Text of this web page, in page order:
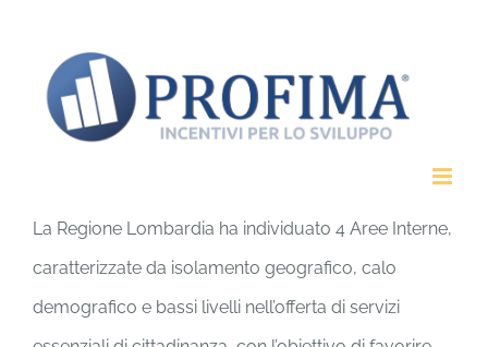
contenuto
La Regione Lombardia ha individuato 4 Aree Interne,
caratterizzate da isolamento geografico, calo
demografico e bassi livelli nell’offerta di servizi